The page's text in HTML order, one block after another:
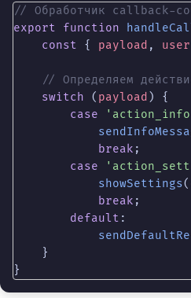
                    ]
                ]
            }
    ]
// Обработчик callback-
export
function
const { payload , user
// Определяем
switch ( payload ) {
case
break ;
case
showSettings(
break ;
default :
    }
}